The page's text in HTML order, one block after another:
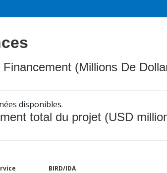
Financement (Millions De
disponibles.
total du projet (USD
BIRD/IDA